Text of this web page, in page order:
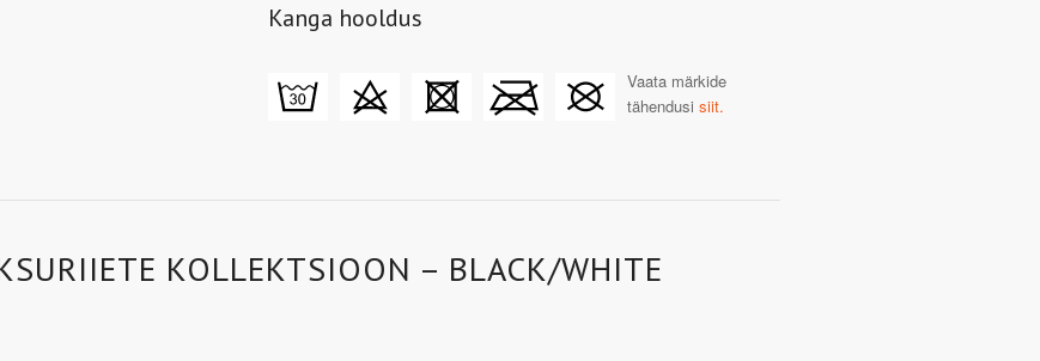
Kanga hooldus
Vaata märkide
tähendusisiit.
KOLLEKTSIOON – BLACK/WHITE